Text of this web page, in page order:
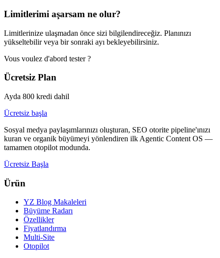
Limitlerimi aşarsam ne olur?
Limitlerinize ulaşmadan önce sizi bilgilendireceğiz. Planınızı
yükseltebilir veya bir sonraki ayı bekleyebilirsiniz.
Vous voulez d'abord tester ?
Ücretsiz Plan
Ayda 800 kredi dahil
Ücretsiz başla
Sosyal medya paylaşımlarınızı oluşturan, SEO otorite pipeline'ınızı
kuran ve organik büyümeyi yönlendiren ilk Agentic Content OS —
tamamen otopilot modunda.
Ücretsiz Başla
Ürün
YZ Blog Makaleleri
Büyüme Radarı
Özellikler
Fiyatlandırma
Multi-Site
Otopilot